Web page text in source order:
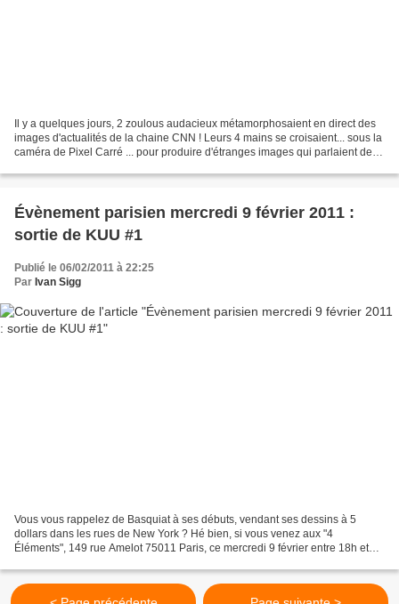
Il y a quelques jours, 2 zoulous audacieux métamorphosaient en direct des
images d'actualités de la chaine CNN ! Leurs 4 mains se croisaient... sous la
caméra de Pixel Carré ... pour produire d'étranges images qui parlaient de
Évènement parisien mercredi 9 février 2011 :
sortie de KUU #1
Publié le 06/02/2011 à 22:25
Par Ivan Sigg
Vous vous rappelez de Basquiat à ses débuts, vendant ses dessins à 5
dollars dans les rues de New York ? Hé bien, si vous venez aux "4
Éléments", 149 rue Amelot 75011 Paris, ce mercredi 9 février entre 18h et